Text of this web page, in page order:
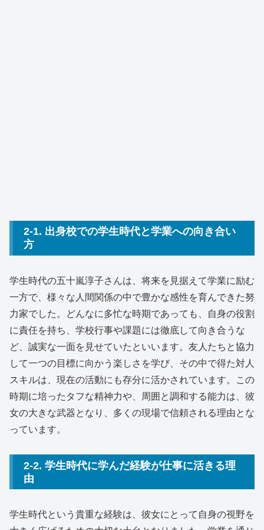
2-1. 出身校での学生時代と学業への向き合い
方
学生時代の五十嵐淳子さんは、将来を見据えて学業に励む
一方で、様々な人間関係の中で豊かな感性を育んできた努
力家でした。どんなに多忙な時期であっても、自身の役割
に責任を持ち、学校行事や課題には徹底して向き合うな
ど、誠実な一面を見せていたといいます。友人たちと協力
して一つの目標に向かう楽しさを学び、その中で得た対人
スキルは、現在の活動にも存分に活かされています。この
時期に培ったタフな精神力や、周囲と調和する能力は、彼
女の大きな武器となり、多くの現場で信頼される理由とな
っています。
2-2. 学生時代に学んだ経験が仕事に活きる理
由
学生時代という貴重な経験は、彼女にとって自身の視野を